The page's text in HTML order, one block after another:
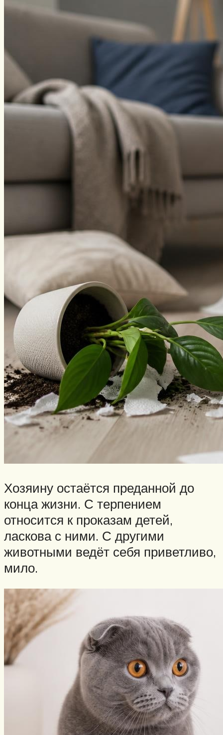
Хозяину остаётся преданной до
конца жизни. С терпением
относится к проказам детей,
ласкова с ними. С другими
животными ведёт себя приветливо,
мило.